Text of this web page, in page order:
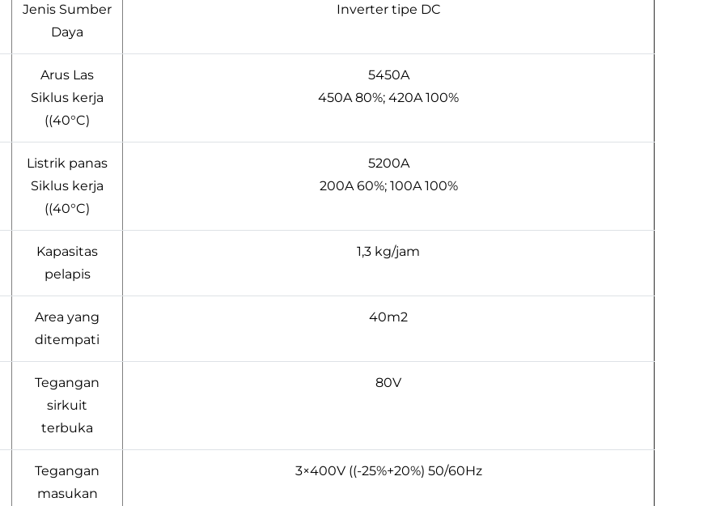
Jenis Sumber
Daya
Inverter tipe DC
Arus Las
Siklus kerja
((40°C)
5450A
450A 80%; 420A 100%
Listrik panas
Siklus kerja
((40°C)
5200A
200A 60%; 100A 100%
Kapasitas
pelapis
1,3 kg/jam
Area yang
ditempati
40m2
Tegangan
sirkuit
terbuka
80V
Tegangan
masukan
3×400V ((-25%+20%) 50/60Hz